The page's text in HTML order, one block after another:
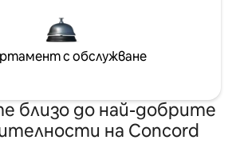
с обслужване
близо до най-добрите
на Concord